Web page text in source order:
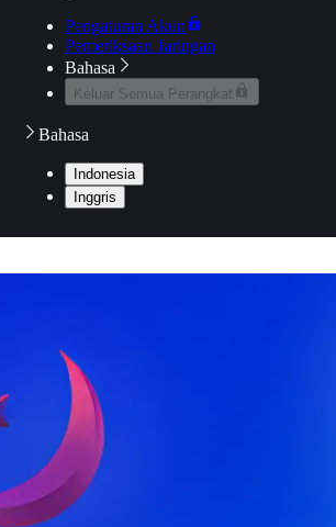
Pengaturan Akun
Pemeriksaan Jaringan
Bahasa
Keluar Semua Perangkat
Bahasa
Indonesia
Inggris